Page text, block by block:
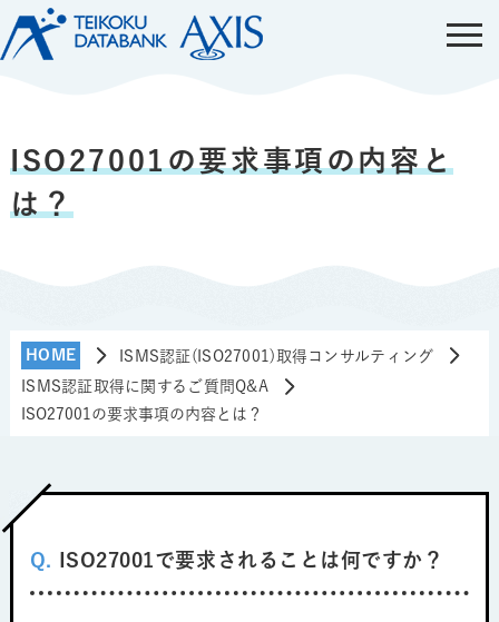
ISO27001の要求事項の内容と
は？
HOME
ISMS認証(ISO27001)取得コンサルティング
ISMS認証取得に関するご質問Q&A
ISO27001の要求事項の内容とは？
Q. ISO27001で要求されることは何ですか？